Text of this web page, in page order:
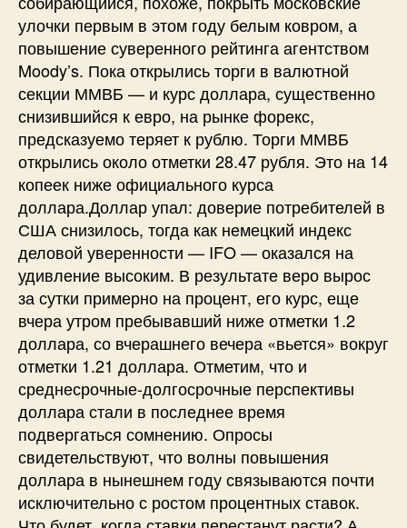
улочки первым в этом году белым ковром, а
повышение суверенного рейтинга агентством
Moody’s. Пока открылись торги в валютной
секции ММВБ — и курс доллара, существенно
снизившийся к евро, на рынке форекс,
предсказуемо теряет к рублю. Торги ММВБ
открылись около отметки 28.47 рубля. Это на 14
копеек ниже официального курса
доллара.Доллар упал: доверие потребителей в
США снизилось, тогда как немецкий индекс
деловой уверенности — IFO — оказался на
удивление высоким. В результате веро вырос
за сутки примерно на процент, его курс, еще
вчера утром пребывавший ниже отметки 1.2
доллара, со вчерашнего вечера «вьется» вокруг
отметки 1.21 доллара. Отметим, что и
среднесрочные-долгосрочные перспективы
доллара стали в последнее время
подвергаться сомнению. Опросы
свидетельствуют, что волны повышения
доллара в нынешнем году связываются почти
исключительно с ростом процентных ставок.